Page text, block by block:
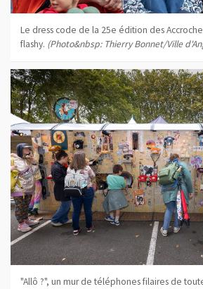
Le dress code de la 25e édition des
flashy. (Photo&nbsp: Thierry Bonnet/Ville
"Allô ?", un mur de téléphones filaires de